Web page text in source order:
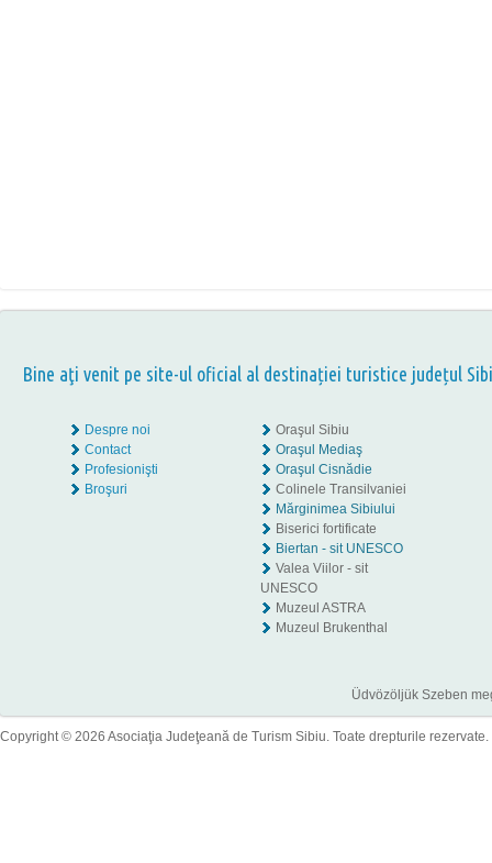
Bine aţi venit pe site-ul oficial al destinației turistice județul
Despre noi
Contact
Profesionişti
Broşuri
Oraşul Sibiu
Oraşul Mediaş
Oraşul Cisnădie
Colinele Transilvaniei
Mărginimea Sibiului
Biserici fortificate
Biertan - sit UNESCO
Valea Viilor - sit
UNESCO
Muzeul ASTRA
Muzeul Brukenthal
Üdvözöljük Szeben
Copyright © 2026 Asociaţia Judeţeană de Turism Sibiu. Toate drepturile rezervate.